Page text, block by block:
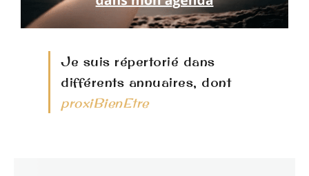
Je suis répertorié dans
différents annuaires, dont
proxiBienEtre